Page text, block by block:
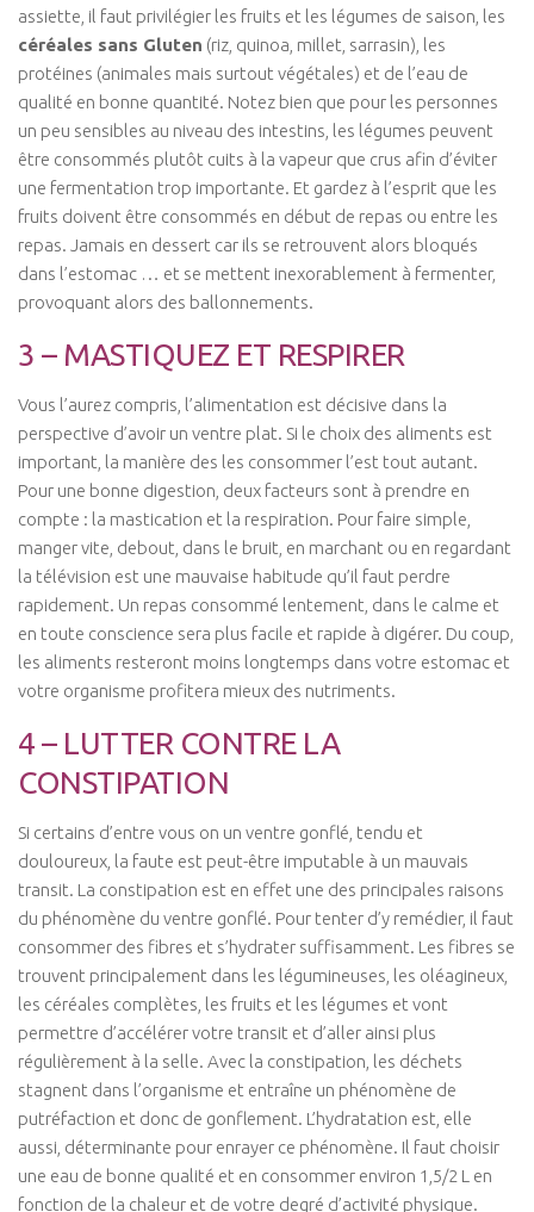
assiette, il faut privilégier les fruits et les légumes de saison, les
céréales sans Gluten (riz, quinoa, millet, sarrasin), les
protéines (animales mais surtout végétales) et de l’eau de
qualité en bonne quantité. Notez bien que pour les personnes
un peu sensibles au niveau des intestins, les légumes peuvent
être consommés plutôt cuits à la vapeur que crus afin d’éviter
une fermentation trop importante. Et gardez à l’esprit que les
fruits doivent être consommés en début de repas ou entre les
repas. Jamais en dessert car ils se retrouvent alors bloqués
dans l’estomac … et se mettent inexorablement à fermenter,
provoquant alors des ballonnements.
3 – MASTIQUEZ ET RESPIRER
Vous l’aurez compris, l’alimentation est décisive dans la
perspective d’avoir un ventre plat. Si le choix des aliments est
important, la manière des les consommer l’est tout autant.
Pour une bonne digestion, deux facteurs sont à prendre en
compte : la mastication et la respiration. Pour faire simple,
manger vite, debout, dans le bruit, en marchant ou en regardant
la télévision est une mauvaise habitude qu’il faut perdre
rapidement. Un repas consommé lentement, dans le calme et
en toute conscience sera plus facile et rapide à digérer. Du coup,
les aliments resteront moins longtemps dans votre estomac et
votre organisme profitera mieux des nutriments.
4 – LUTTER CONTRE LA
CONSTIPATION
Si certains d’entre vous on un ventre gonflé, tendu et
douloureux, la faute est peut-être imputable à un mauvais
transit. La constipation est en effet une des principales raisons
du phénomène du ventre gonflé. Pour tenter d’y remédier, il faut
consommer des fibres et s’hydrater suffisamment. Les fibres se
trouvent principalement dans les légumineuses, les oléagineux,
les céréales complètes, les fruits et les légumes et vont
permettre d’accélérer votre transit et d’aller ainsi plus
régulièrement à la selle. Avec la constipation, les déchets
stagnent dans l’organisme et entraîne un phénomène de
putréfaction et donc de gonflement. L’hydratation est, elle
aussi, déterminante pour enrayer ce phénomène. Il faut choisir
une eau de bonne qualité et en consommer environ 1,5/2 L en
fonction de la chaleur et de votre degré d’activité physique.